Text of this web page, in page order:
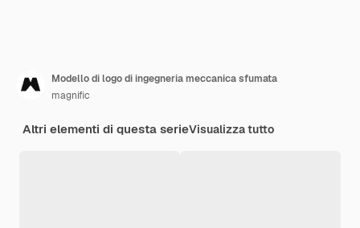
Modello di logo di ingegneria meccanica sfumata
magnific
Altri elementi di questa serieVisualizza tutto